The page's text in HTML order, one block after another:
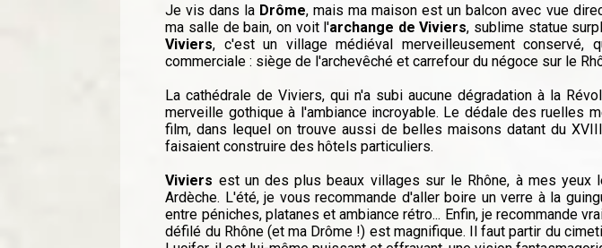
Je vis dans la Drôme, mais ma maison est un balcon avec vue
ma salle de bain, on voit l'archange de Viviers, sublime statue
Viviers, c'est un village médiéval merveilleusement
commerciale : siège de l'archevêché et carrefour du négoce sur le
La cathédrale de Viviers, qui n'a subi aucune dégradation à la
merveille gothique à l'ambiance incroyable. Le dédale des ruelles
film, dans lequel on trouve aussi de belles maisons datant du
faisaient construire des hôtels particuliers.
Viviers est un des plus beaux villages sur le Rhône, à mes yeux
Ardèche. L'été, je vous recommande d'aller boire un verre à la
entre péniches, platanes et ambiance rétro... Enfin, je recommande
défilé du Rhône (et ma Drôme !) est magnifique. Il faut partir du